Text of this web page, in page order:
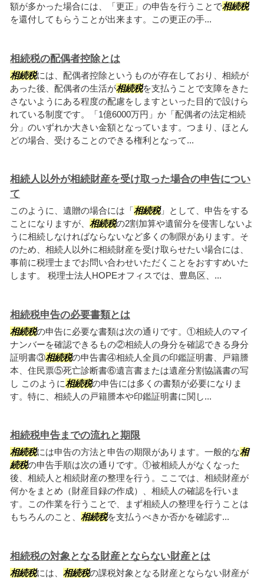
額が多かった場合には、「更正」の申告を行うことで相続税
を還付してもらうことが出来ます。この更正の手...
相続税の配偶者控除とは
相続税には、配偶者控除というものが存在しており、相続が
あった後、配偶者の生活が相続税を支払うことで支障をきた
さないようにある程度の配慮をしますといった目的で設けら
れている制度です。「1億6000万円」か「配偶者の法定相続
分」のいずれか大きい金額となっています。つまり、ほとん
どの場合、受けることのできる権利となって...
相続人以外が相続財産を受け取った場合の申告につい
て
このように、遺贈の場合には「相続税」として、申告をする
ことになりますが、 相続税の2割加算や遺留分を侵害しないよ
うに相続しなければならないなど多くの制限があります。そ
のため、相続人以外に相続財産を受け取らせたい場合には、
事前に税理士までお問い合わせいただくことをおすすめいた
します。 税理士法人HOPEオフィスでは、豊島区、...
相続税申告の必要書類とは
相続税の申告に必要な書類は次の通りです。①相続人のマイ
ナンバーを確認できるもの②相続人の身分を確認できる身分
証明書③相続税の申告書④相続人全員の印鑑証明書、戸籍謄
本、住民票⑤死亡診断書⑥遺言書または遺産分割協議書の写
し このように相続税の申告には多くの書類が必要になりま
す。特に、相続人の戸籍謄本や印鑑証明書に関し...
相続税申告までの流れと期限
相続税には申告の方法と申告の期限があります。一般的な相
続税の申告手順は次の通りです。①被相続人がなくなった
後、相続人と相続財産の整理を行う。ここでは、相続財産が
何かをまとめ（財産目録の作成）、相続人の確認を行いま
す。この作業を行うことで、まず相続人の整理を行うことは
もちろんのこと、 相続税を支払うべきか否かを確認す...
相続税の対象となる財産とならない財産とは
相続税には、 相続税の課税対象となる財産とならない財産が